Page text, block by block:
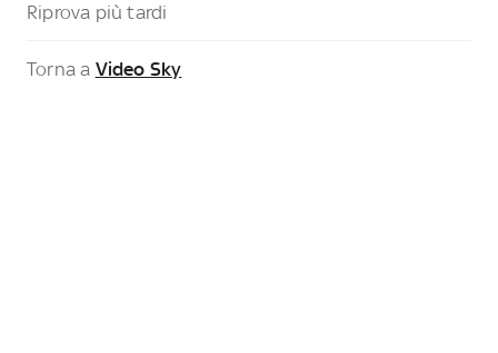
Riprova più tardi
Torna a Video Sky